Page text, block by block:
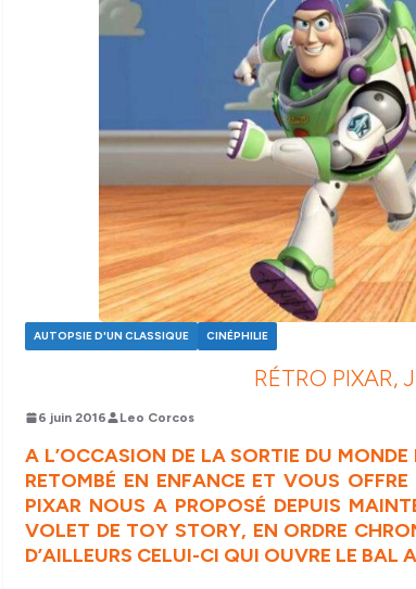
AUTOPSIE D'UN CLASSIQUE CINÉPHILIE
RÉTRO PIXAR,
6 juin 2016 Leo Corcos
A L’OCCASION DE LA SORTIE DU
RETOMBÉ EN ENFANCE ET VOUS
PIXAR NOUS A PROPOSÉ DEPUIS
VOLET DE TOY STORY, EN ORDRE
D’AILLEURS CELUI-CI QUI OUVRE LE BAL